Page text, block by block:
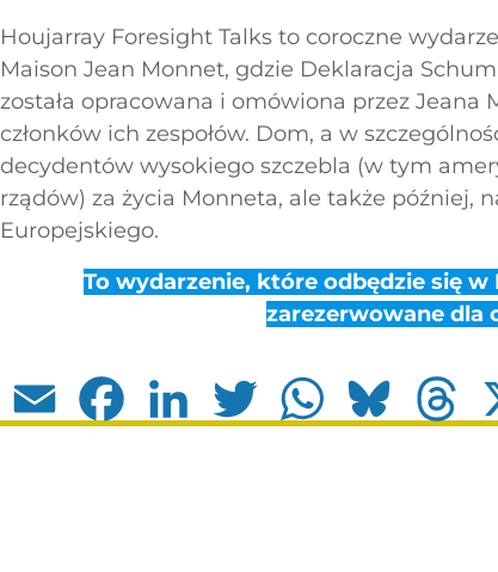
Houjarray Foresight Talks to coroczne
Maison Jean Monnet, gdzie Deklaracja
została opracowana i omówiona przez
członków ich zespołów. Dom, a w
decydentów wysokiego szczebla (w tym
rządów) za życia Monneta, ale także później,
Europejskiego.
To wydarzenie, które odbędzie się w
zarezerwowane dla
Email FacebookLinkedIn Twitter WhatsAppBluesky